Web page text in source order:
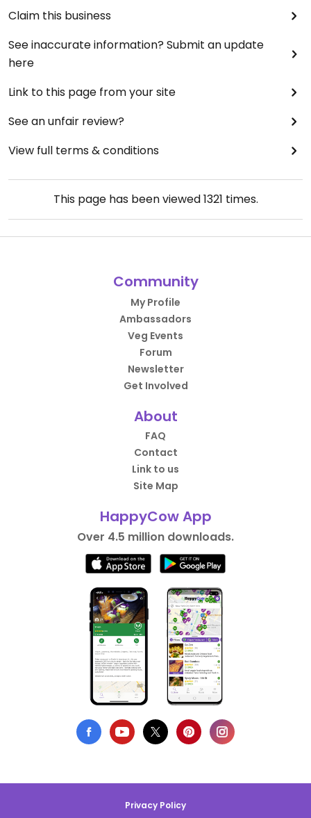
Claim this business
See inaccurate information? Submit an update
here
Link to this page from your site
See an unfair review?
View full terms & conditions
This page has been viewed1321 times.
Community
My Profile
Ambassadors
Veg Events
Forum
Newsletter
Get Involved
About
FAQ
Contact
Link to us
Site Map
HappyCow App
Over 4.5 million downloads.
Privacy Policy